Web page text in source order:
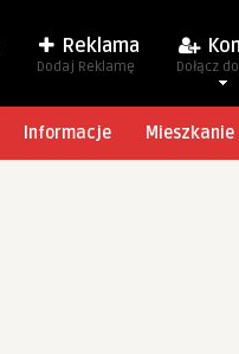
Reklama
Dodaj Reklamę Dołącz
Informacje Mieszkanie